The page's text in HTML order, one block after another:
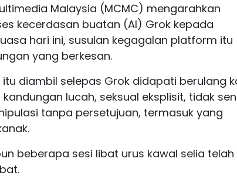
Malaysia (MCMC) mengarahkan
kecerdasan buatan (AI) Grok kepada
hari ini, susulan kegagalan platform itu
yang berkesan.
diambil selepas Grok didapati berulang
lucah, seksual eksplisit, tidak
tanpa persetujuan, termasuk yang
beberapa sesi libat urus kawal selia telah